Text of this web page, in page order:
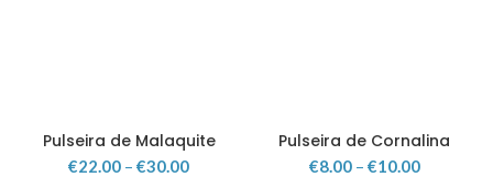
Pulseira de Malaquite
€22.00 – €30.00
Pulseira de Cornalina
€8.00– €10.00